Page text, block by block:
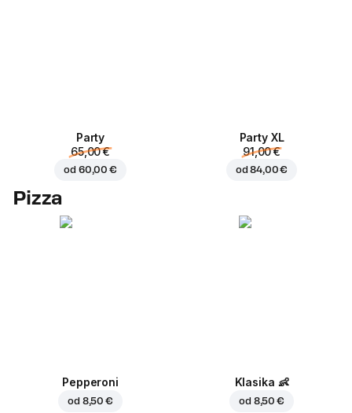
Party
65,00 €
od 60,00 €
Party XL
91,00 €
od84,00 €
Pizza
Pepperoni
od 8,50 €
Klasika 👶
od 8,50 €